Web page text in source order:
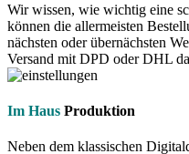
Wir wissen, wie wichtig eine
können die allermeisten
nächsten oder übernächsten
Versand mit DPD oder DHL
Im Haus Produktion
Neben dem klassischen